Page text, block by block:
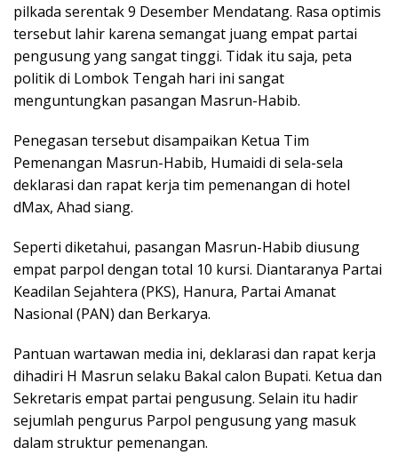
pilkada serentak 9 Desember Mendatang. Rasa optimis
tersebut lahir karena semangat juang empat partai
pengusung yang sangat tinggi. Tidak itu saja, peta
politik di Lombok Tengah hari ini sangat
menguntungkan pasangan Masrun-Habib.
Penegasan tersebut disampaikan Ketua Tim
Pemenangan Masrun-Habib, Humaidi di sela-sela
deklarasi dan rapat kerja tim pemenangan di hotel
dMax, Ahad siang.
Seperti diketahui, pasangan Masrun-Habib diusung
empat parpol dengan total 10 kursi. Diantaranya Partai
Keadilan Sejahtera (PKS), Hanura, Partai Amanat
Nasional (PAN) dan Berkarya.
Pantuan wartawan media ini, deklarasi dan rapat kerja
dihadiri H Masrun selaku Bakal calon Bupati. Ketua dan
Sekretaris empat partai pengusung. Selain itu hadir
sejumlah pengurus Parpol pengusung yang masuk
dalam struktur pemenangan.